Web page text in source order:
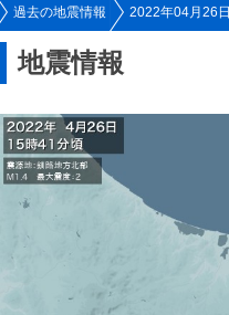
過去の地震情報 2022年04月26日
地震情報